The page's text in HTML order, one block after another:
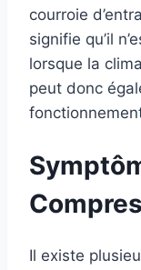
courroie
signifie qu’il
lorsque la
peut donc
Il existe